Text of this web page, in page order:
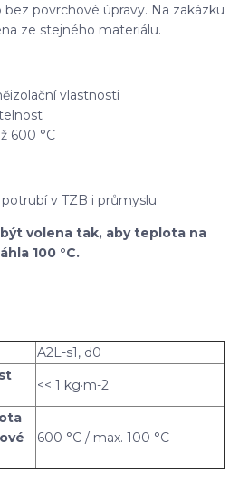
povrchové úpravy. Na zakázku
ze stejného materiálu.
vlastnosti
600 °C
v TZB i průmyslu
volena tak, aby teplota na
100 °C.
A2L-s1, d0
<< 1 kg·m-2
600 °C / max. 100 °C